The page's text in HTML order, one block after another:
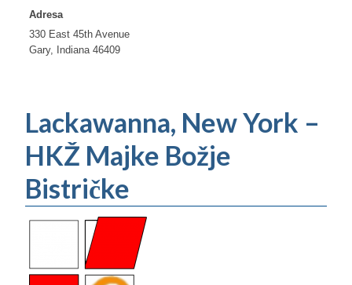
Adresa
330 East 45th Avenue
Gary, Indiana 46409
Lackawanna, New York –
HKŽ Majke Božje
Bistričke